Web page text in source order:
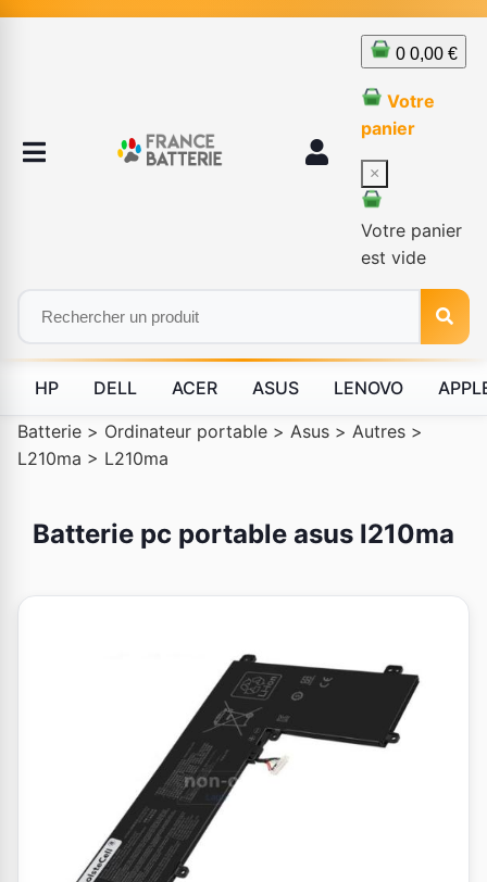
0 0,00 €
Votre
panier
×
Votre panier
est vide
HP DELL ACER ASUS LENOVO
Batterie > Ordinateur portable > Asus > Autres >
L210ma > L210ma
Batterie pc portable asus l210ma